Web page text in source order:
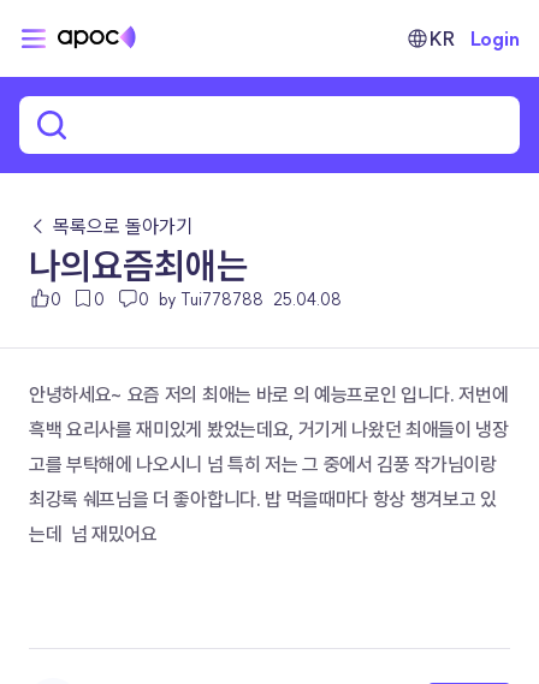
KR Login
← 목록으로 돌아가기
나의요즘최애는
0 0 0 by Tui778788 25.04.08
안녕하세요~ 요즘 저의 최애는 바로 의 예능프로인 입니다. 저번에
흑백 요리사를 재미있게 봤었는데요, 거기게 나왔던 최애들이 냉장
고를 부탁해에 나오시니 넘 특히 저는 그 중에서 김풍 작가님이랑
최강록 쉐프님을 더 좋아합니다. 밥 먹을때마다 항상 챙겨보고 있
는데  넘 재밌어요